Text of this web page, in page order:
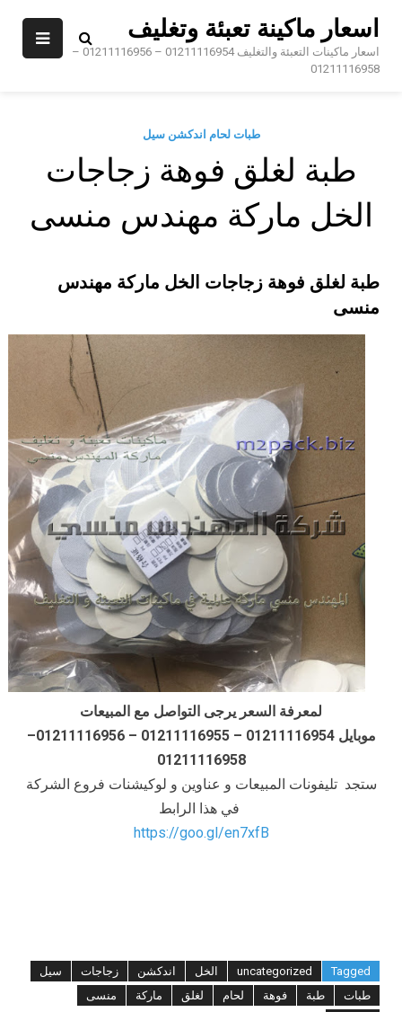
اسعار ماكينة تعبئة وتغليف
اسعار ماكينات التعبئة والتغليف 01211116954 – 01211116956 –
01211116958
طبات لحام اندكشن سيل
طبة لغلق فوهة زجاجات
الخل ماركة مهندس منسى
طبة لغلق فوهة زجاجات الخل ماركة مهندس
منسى
لمعرفة السعر يرجى التواصل مع المبيعات
موبايل 01211116954 – 01211116955 – 01211116956–
01211116958
ستجد تليفونات المبيعات و عناوين و لوكيشنات فروع الشركة
في هذا الرابط
https://goo.gl/en7xfB
Tagged
uncategorized الخل اندكشن زجاجات
سيل
طبات
طبة فوهة لحام لغلق ماركة
منسى